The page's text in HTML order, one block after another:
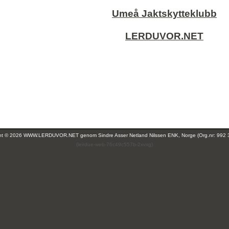
Umeå Jaktskytteklubb
LERDUVOR.NET
© 2026 WWW.LERDUVOR.NET genom Sindre Asser Netland Nilssen ENK, Norge (Org.nr: 992
(leirdue-web-76c49c557b-2xvxg)